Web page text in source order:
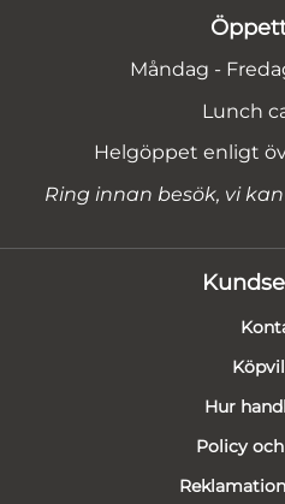
Måndag -
Lunch
Helgöppet enligt
Ring innan besök, vi
Hur
Policy